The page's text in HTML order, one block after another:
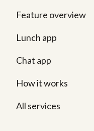
Feature overview
Lunch app
Chat app
How it works
All services